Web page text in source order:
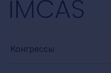
Конгрессы